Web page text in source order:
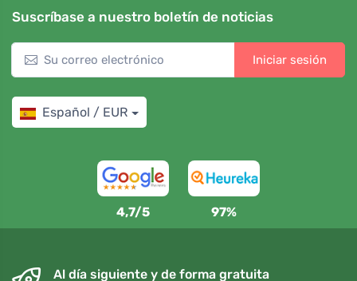
Suscríbase a nuestro boletín de noticias
Iniciar sesión
Español / EUR
4,7/5 97%
Al día siguiente y de forma gratuita